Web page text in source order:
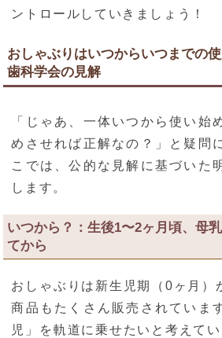
ントロールしていきましょう！
おしゃぶりはいつからいつまでの
歯科学会の見解
「じゃあ、一体いつから使い始
めさせれば正解なの？」と疑問
こでは、公的な見解に基づいた
します。
いつから？：生後1〜2ヶ月頃、母
てから
おしゃぶりは新生児期（0ヶ月）
商品もたくさん販売されていま
児」を軌道に乗せたいと考えて